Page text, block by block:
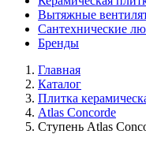
Вытяжные
Сантехнические
Бренды
Главная
Каталог
Плитка
Atlas Concorde
Ступень Atlas